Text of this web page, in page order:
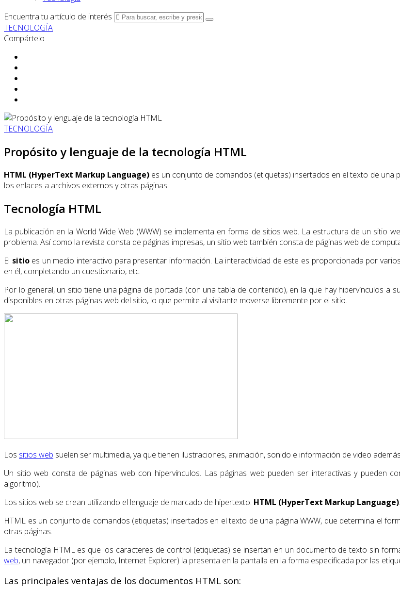
Encuentra tu artículo de interés
TECNOLOGÍA
Compártelo
TECNOLOGÍA
Propósito y lenguaje de la tecnología HTML
HTML (HyperText Markup Language) es un conjunto de comandos (etiquetas) insertados en el texto de una
los enlaces a archivos externos y otras páginas.
Tecnología HTML
La publicación en la World Wide Web (WWW) se implementa en forma de sitios web. La estructura de un sitio
problema. Así como la revista consta de páginas impresas, un sitio web también consta de páginas web de
El sitioes un medio interactivo para presentar información. La interactividad de este es proporcionada por
en él, completando un cuestionario, etc.
Por lo general, un sitio tiene una página de portada (con una tabla de contenido), en la que hay hipervínculos a
disponibles en otras páginas web del sitio, lo que permite al visitante moverse libremente por el sitio.
Los sitios web suelen ser multimedia, ya que tienen ilustraciones, animación, sonido e información de video
Un sitio web consta de páginas web con hipervínculos. Las páginas web pueden ser interactivas y pueden
algoritmo).
Los sitios web se crean utilizando el lenguaje de marcado de hipertexto: HTML (HyperText Markup Language).
HTML es un conjunto de comandos (etiquetas) insertados en el texto de una página WWW, que determina el
otras páginas.
La tecnología HTML es que los caracteres de control (etiquetas) se insertan en un documento de texto sin
web, un navegador (por ejemplo, Internet Explorer) la presenta en la pantalla en la forma especificada por las
Las principales ventajas de los documentos HTML son: